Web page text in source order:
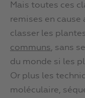
Mais toutes ces
remises en cause
classer les
communs, sans
du monde si les
Or plus les
moléculaire,